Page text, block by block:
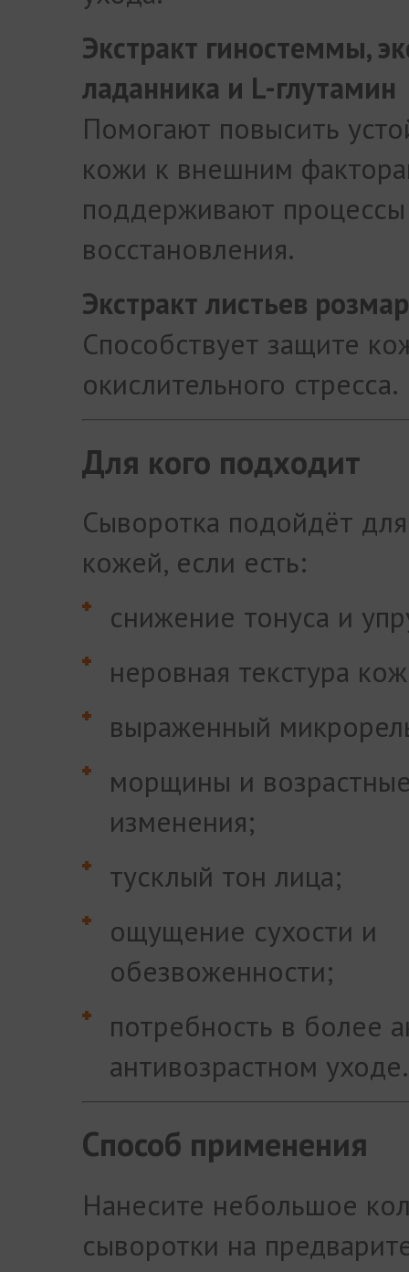
Экстракт гиностеммы,
ладанника и L-глутамин
Помогают повысить
кожи к внешним
поддерживают процессы
восстановления.
Экстракт листьев
Способствует защите
окислительного стресса.
Для кого подходит
Сыворотка подойдёт
кожей, если есть:
снижение тонуса и
неровная текстура
выраженный
морщины и
изменения;
тусклый тон лица;
ощущение сухости и
обезвоженности;
потребность в более
антивозрастном уходе.
Способ применения
Нанесите небольшое
сыворотки на